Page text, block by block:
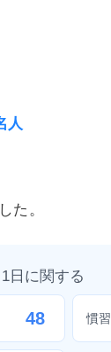
人
た。
日に関する
48 慣習